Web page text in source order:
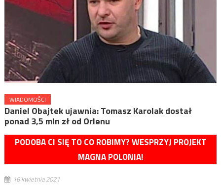
WIADOMOŚCI
Daniel Obajtek ujawnia: Tomasz Karolak dostał
ponad 3,5 mln zł od Orlenu
PODOBA CI SIĘ TO CO ROBIMY? WESPRZYJ PROJEKT
MAGNA POLONIA!
16 kwietnia 2021